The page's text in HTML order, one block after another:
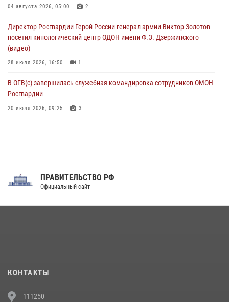
Сотрудники Росгвардии в Забайкалье потушили загоревшийся дом
07 августа 2026, 04:10
04 августа 2026, 05:00 2
Директор Росгвардии Герой России генерал армии Виктор Золотов
посетил кинологический центр ОДОН имени Ф.Э. Дзержинского
(видео)
28 июля 2026, 16:50 1
В ОГВ(с) завершилась служебная командировка сотрудников ОМОН
Росгвардии
20 июля 2026, 09:25 3
Праздник «Один день с Росгвардией» к 105-летию Центрального
напавших на бригаду скорой помощи (видео)
ПРАВИТЕЛЬСТВО РФ
Официальный сайт
КОНТАКТЫ
111250